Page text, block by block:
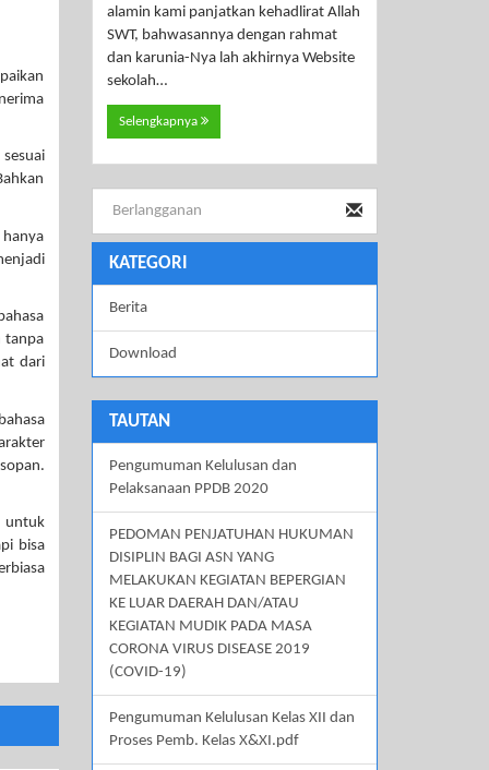
tanpa
dari
untuk
bisa
alamin kami panjatkan kehadlirat Allah
SWT, bahwasannya dengan rahmat
dan karunia-Nya lah akhirnya Website
sekolah…
Selengkapnya
KATEGORI
Berita
Download
TAUTAN
Pengumuman Kelulusan dan
Pelaksanaan PPDB 2020
PEDOMAN PENJATUHAN HUKUMAN
DISIPLIN BAGI ASN YANG
MELAKUKAN KEGIATAN BEPERGIAN
KE LUAR DAERAH DAN/ATAU
KEGIATAN MUDIK PADA MASA
CORONA VIRUS DISEASE 2019
(COVID-19)
Pengumuman Kelulusan Kelas XII dan
Proses Pemb. Kelas X&XI.pdf